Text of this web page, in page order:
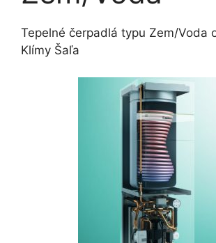
Tepelné čerpadlá typu Zem/Voda
Klímy Šaľa